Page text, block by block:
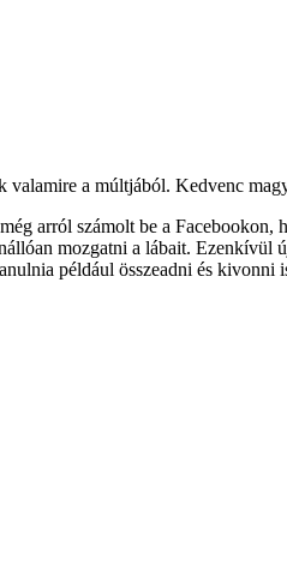
valamire a múltjából. Kedvenc
arról számolt be a
mozgatni a lábait.
például összeadni és